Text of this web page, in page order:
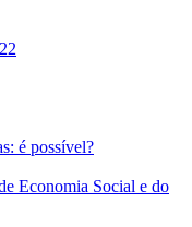
é possível?
Economia Social e do